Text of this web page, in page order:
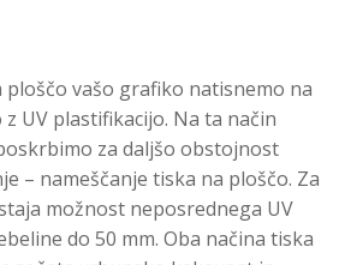
vašo grafiko natisnemo na
UV plastifikacijo. Na ta način
za daljšo obstojnost
– nameščanje tiska na ploščo. Za
možnost neposrednega UV
do 50 mm. Oba načina tiska